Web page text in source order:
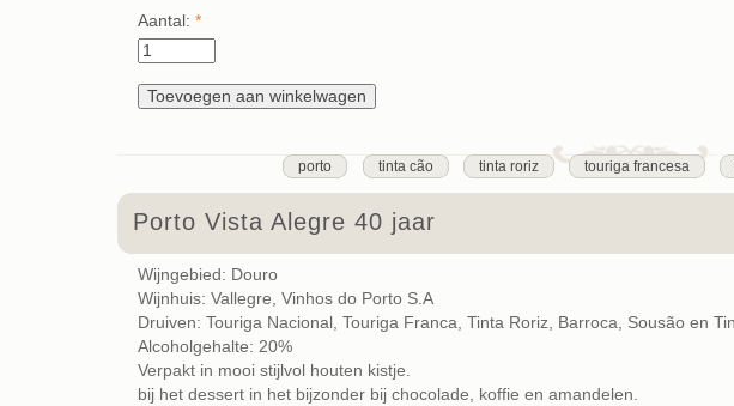
Aantal: *
porto tinta cão tinta roriz touriga francesa
Porto Vista Alegre 40 jaar
Wijngebied: Douro
Wijnhuis: Vallegre, Vinhos do Porto S.A
Druiven: Touriga Nacional, Touriga Franca, Tinta Roriz, Barroca, Sousão en
Alcoholgehalte: 20%
Verpakt in mooi stijlvol houten kistje.
bij het dessert in het bijzonder bij chocolade, koffie en amandelen.